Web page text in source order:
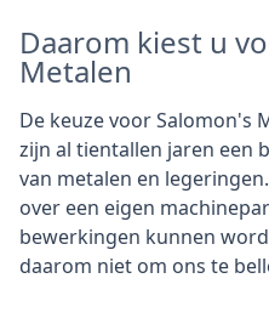
Daarom kiest u
Metalen
De keuze voor Salomon's
zijn al tientallen jaren een
van metalen en
over een eigen
bewerkingen kunnen
daarom niet om ons te